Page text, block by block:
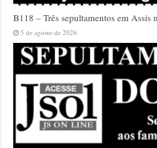
B118 – Três sepultamentos em Assis
5 de agosto de 2026